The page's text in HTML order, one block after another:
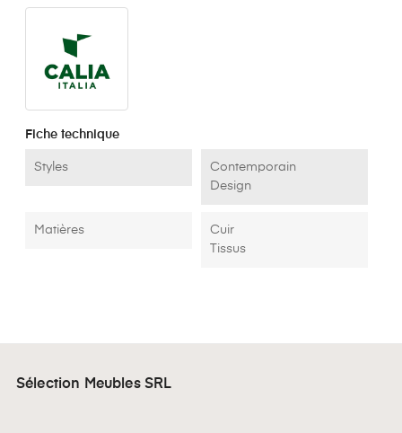
Fiche technique
Styles
Contemporain
Design
Matières
Cuir
Tissus
Sélection Meubles SRL